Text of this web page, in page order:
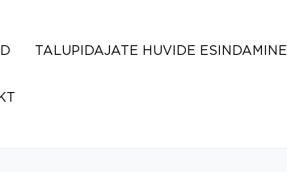
TALUPIDAJATE HUVIDE ESINDAMINE